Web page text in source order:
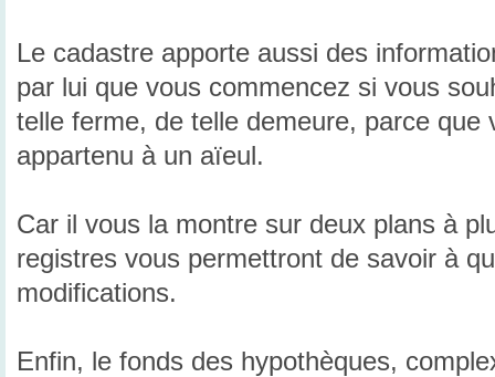
Le cadastre apporte aussi des
par lui que vous commencez si vous
telle ferme, de telle demeure, parce que
appartenu à un aïeul.
Car il vous la montre sur deux plans à
registres vous permettront de savoir à
modifications.
Enfin, le fonds des hypothèques,